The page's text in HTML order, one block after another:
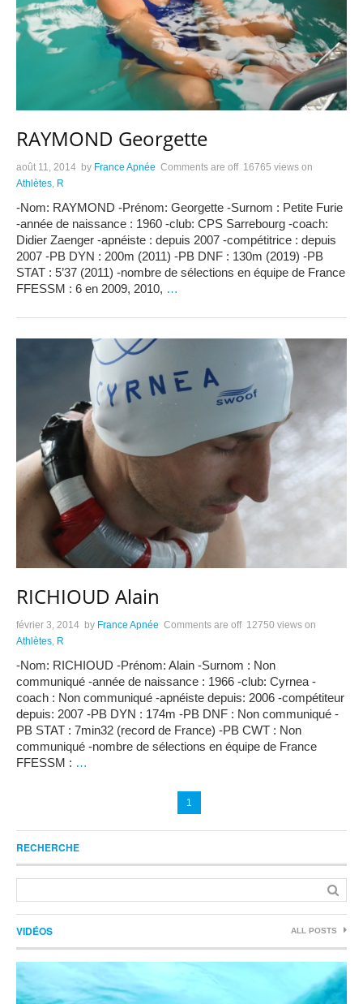
RAYMOND Georgette
août 11, 2014 by France Apnée Comments are off 16765 views on
Athlètes, R
-Nom: RAYMOND -Prénom: Georgette -Surnom : Petite Furie
-année de naissance : 1960 -club: CPS Sarrebourg -coach:
Didier Zaenger -apnéiste : depuis 2007 -compétitrice : depuis
2007 -PB DYN : 200m (2011) -PB DNF : 130m (2019) -PB
STAT : 5’37 (2011) -nombre de sélections en équipe de France
FFESSM : 6 en 2009, 2010, …
RICHIOUD Alain
février 3, 2014 by France Apnée Comments are off 12750 views on
Athlètes, R
-Nom: RICHIOUD -Prénom: Alain -Surnom : Non
communiqué -année de naissance : 1966 -club: Cyrnea -
coach : Non communiqué -apnéiste depuis: 2006 -compétiteur
depuis: 2007 -PB DYN : 174m -PB DNF : Non communiqué -
PB STAT : 7min32 (record de France) -PB CWT : Non
communiqué -nombre de sélections en équipe de France
FFESSM : …
1
RECHERCHE
VIDÉOS ALL POSTS